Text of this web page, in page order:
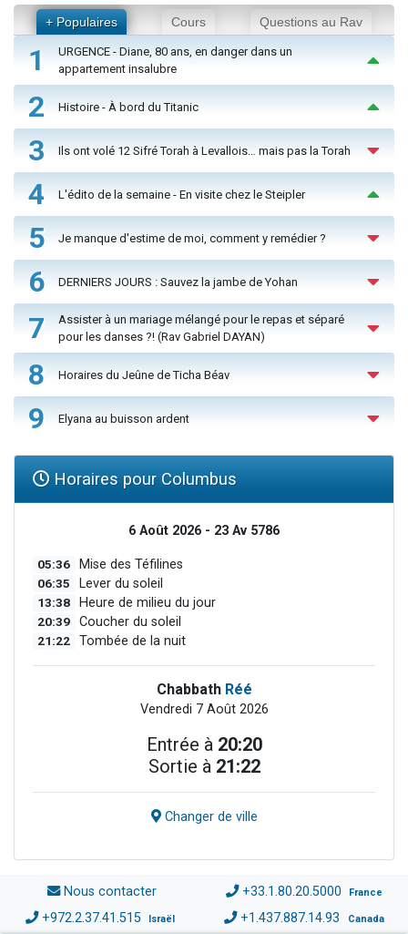
+ Populaires Cours Questions au Rav
1
URGENCE - Diane, 80 ans, en danger dans un
appartement insalubre
2 Histoire - À bord du Titanic
3 Ils ont volé 12 Sifré Torah à Levallois… mais pas la Torah
4 L'édito de la semaine - En visite chez le Steipler
5 Je manque d'estime de moi, comment y remédier ?
6 DERNIERS JOURS : Sauvez la jambe de Yohan
7
Assister à un mariage mélangé pour le repas et séparé
pour les danses ?! (Rav Gabriel DAYAN)
8 Horaires du Jeûne de Ticha Béav
9 Elyana au buisson ardent
Horaires pour Columbus
6 Août 2026 - 23 Av 5786
05:36 Mise des Téfilines
06:35 Lever du soleil
13:38 Heure de milieu du jour
20:39 Coucher du soleil
21:22 Tombée de la nuit
Chabbath Réé
Vendredi 7 Août 2026
Entrée à 20:20
Sortie à 21:22
Changer de ville
Nous contacter +33.1.80.20.5000 France
+972.2.37.41.515 Israël +1.437.887.14.93 Canada